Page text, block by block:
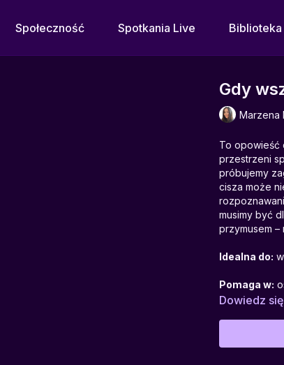
Społeczność Spotkania Live Biblioteka
Gdy
Marzena
To opowieść
przestrzeni
próbujemy
cisza może
musimy być
przymusem –
Idealna do:
Pomaga w:
Dowiedz